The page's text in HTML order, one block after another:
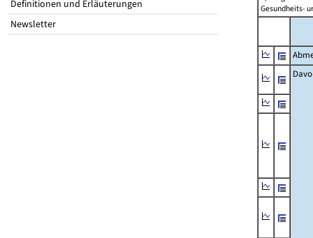
Definitionen und Erläuterungen
Newsletter
Gesundheits-